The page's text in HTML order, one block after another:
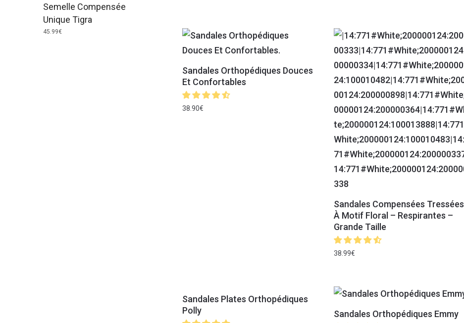
Sandales Orthopédiques Douces
Et Confortables
38.90€
Sandales Compensées Tressées
À Motif Floral – Respirantes –
Grande Taille
38.99€
Sandales Plates Orthopédiques
Polly
Sandales Orthopédiques Emmy
Semelle Compensée
Unique Tigra
45.99€